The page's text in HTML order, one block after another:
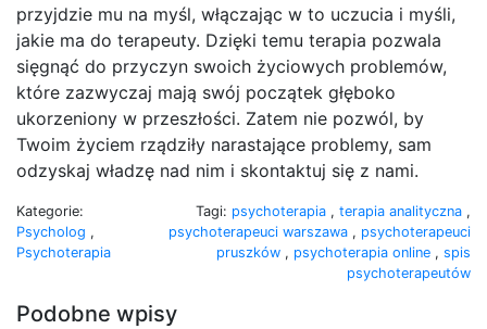
przyjdzie mu na myśl, włączając w to uczucia i myśli,
jakie ma do terapeuty. Dzięki temu terapia pozwala
sięgnąć do przyczyn swoich życiowych problemów,
które zazwyczaj mają swój początek głęboko
ukorzeniony w przeszłości. Zatem nie pozwól, by
Twoim życiem rządziły narastające problemy, sam
odzyskaj władzę nad nim i skontaktuj się z nami.
Kategorie:
Psycholog ,
Psychoterapia
Tagi: psychoterapia , terapia analityczna ,
psychoterapeuci warszawa , psychoterapeuci
pruszków , psychoterapia online , spis
psychoterapeutów
Podobne wpisy